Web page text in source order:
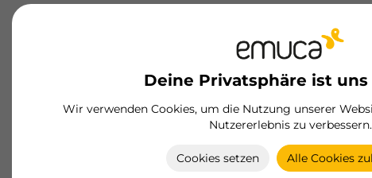
Deine Privatsphäre ist
Wir verwenden Cookies, um die Nutzung unserer
Nutzererlebnis zu verbessern.
Cookies setzen Alle Cookies
Die Schublade Concept von Emuca bietet